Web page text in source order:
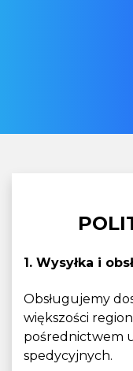
1. Wysyłka i
Obsługujemy
większości
pośrednictwem
spedycyjnych.